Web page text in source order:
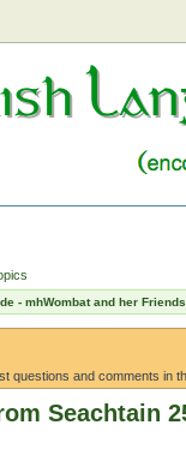
- mhWombat and her
questions and comments in
Seachtain